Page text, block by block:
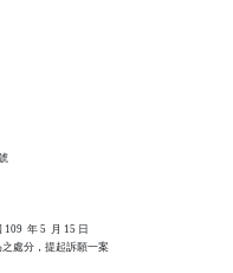
年 5  月 15 日
處分，提起訴願一案